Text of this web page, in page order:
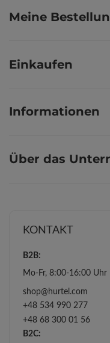
Meine
Einkaufen
Informationen
Über das
KONTAKT
B2B:
Mo-Fr, 8:00-16:00 Uhr
shop@hurtel.com
+48 534 990 277
+48 68 300 01 56
B2C: